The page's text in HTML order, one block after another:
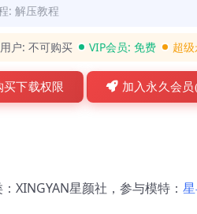
:解压教程
户:不可购买 VIP会员:免费 超
买下载权限 加入永久会员
XINGYAN星颜社，参与模特：